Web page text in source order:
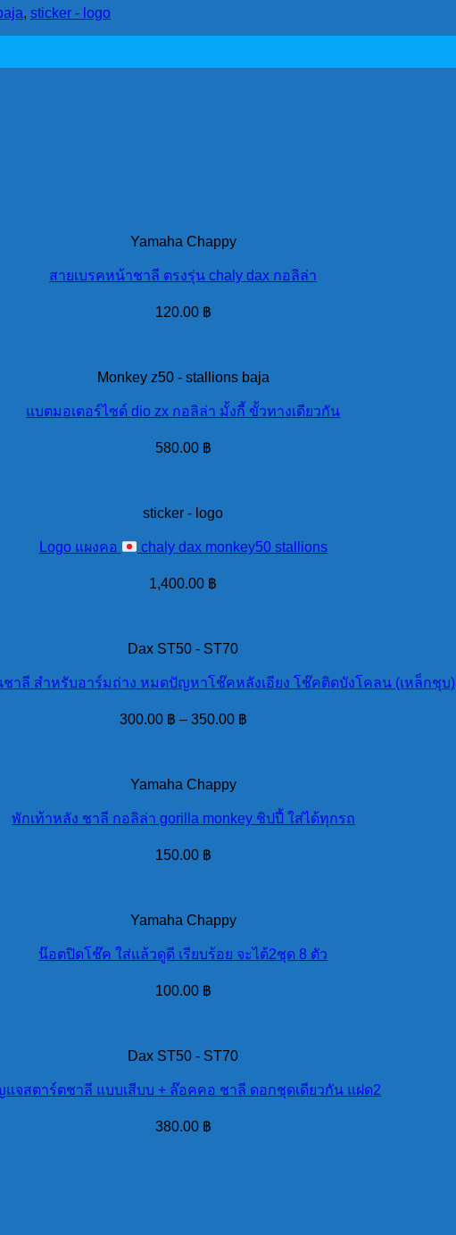
, sticker - logo
Yamaha Chappy
สายเบรคหน้าชาลี ตรงรุ่น chaly dax กอลิล่า
120.00 ฿
Monkey z50 - stallions baja
แบตมอเตอร์ไซด์ dio zx กอลิล่า มั้งกี้ ขั้วทางเดียวกัน
580.00 ฿
sticker - logo
Logo แผงคอ chaly dax monkey50 stallions
1,400.00 ฿
Dax ST50 - ST70
าลี สำหรับอาร์มถ่าง หมดปัญหาโช๊คหลังเอียง โช๊คติดบังโคลน (เหล็กชุบ)
300.00 ฿ – 350.00 ฿
Yamaha Chappy
พักเท้าหลัง ชาลี กอลิล่า gorilla monkey ชิปปี้ ใส่ได้ทุกรถ
150.00 ฿
Yamaha Chappy
น๊อตปิดโช๊ค ใส่แล้วดูดี เรียบร้อย จะได้2ชุด 8 ตัว
100.00 ฿
Dax ST50 - ST70
แจสตาร์ตชาลี แบบเสีบบ + ล๊อคคอ ชาลี ดอกชุดเดียวกัน แฝด2
380.00 ฿